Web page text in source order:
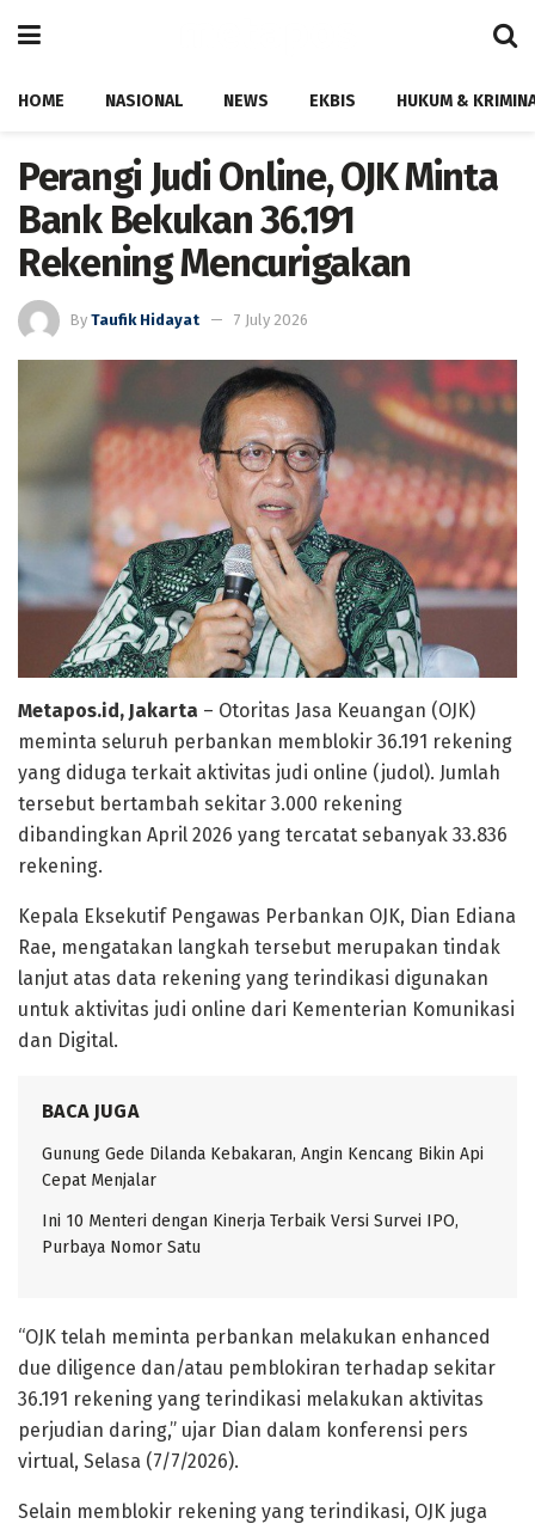
HOME NASIONAL NEWS EKBIS HUKUM &
Perangi Judi Online, OJK Minta
Bank Bekukan 36.191
Rekening Mencurigakan
By Taufik Hidayat 7 July 2026
Metapos.id, Jakarta – Otoritas Jasa Keuangan (OJK)
meminta seluruh perbankan memblokir 36.191 rekening
yang diduga terkait aktivitas judi online (judol). Jumlah
tersebut bertambah sekitar 3.000 rekening
dibandingkan April 2026 yang tercatat sebanyak 33.836
rekening.
Kepala Eksekutif Pengawas Perbankan OJK, Dian Ediana
Rae, mengatakan langkah tersebut merupakan tindak
lanjut atas data rekening yang terindikasi digunakan
untuk aktivitas judi online dari Kementerian Komunikasi
dan Digital.
BACA JUGA
Gunung Gede Dilanda Kebakaran, Angin Kencang Bikin Api
Cepat Menjalar
Ini 10 Menteri dengan Kinerja Terbaik Versi Survei IPO,
Purbaya Nomor Satu
“OJK telah meminta perbankan melakukan enhanced
due diligence dan/atau pemblokiran terhadap sekitar
36.191 rekening yang terindikasi melakukan aktivitas
perjudian daring,” ujar Dian dalam konferensi pers
virtual, Selasa (7/7/2026).
Selain memblokir rekening yang terindikasi, OJK juga